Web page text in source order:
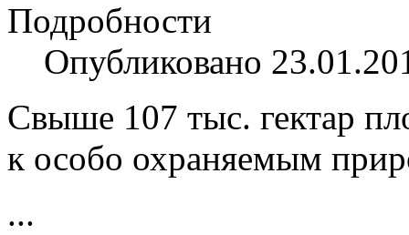
Подробности
Опубликовано
Свыше 107 тыс. гектар
к особо охраняемым
...